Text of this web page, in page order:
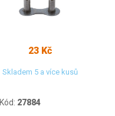
23 Kč
Skladem 5 a více kusů
Kód: 27884